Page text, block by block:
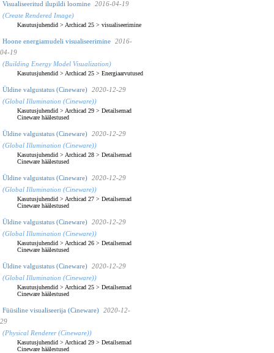
Visualiseeritud ilupildi loomine
2016-04-19
(Create Rendered Image)
Kasutusjuhendid > Archicad 25 > visualiseerimine
Hoone energiamudeli visualiseerimine
2016-
04-19
(Building Energy Model Visualization)
Kasutusjuhendid > Archicad 25 > Energiaarvutused
Üldine valgustatus (Cineware)
2020-12-29
(Global Illumination (Cineware))
Kasutusjuhendid > Archicad 29 > Detailsemad
Cineware häälestused
Üldine valgustatus (Cineware)
2020-12-29
(Global Illumination (Cineware))
Kasutusjuhendid > Archicad 28 > Detailsemad
Cineware häälestused
Üldine valgustatus (Cineware)
2020-12-29
(Global Illumination (Cineware))
Kasutusjuhendid > Archicad 27 > Detailsemad
Cineware häälestused
Üldine valgustatus (Cineware)
2020-12-29
(Global Illumination (Cineware))
Kasutusjuhendid > Archicad 26 > Detailsemad
Cineware häälestused
Üldine valgustatus (Cineware)
2020-12-29
(Global Illumination (Cineware))
Kasutusjuhendid > Archicad 25 > Detailsemad
Cineware häälestused
Füüsiline visualiseerija (Cineware)
2020-12-
29
(Physical Renderer (Cineware))
Kasutusjuhendid > Archicad 29 > Detailsemad
Cineware häälestused